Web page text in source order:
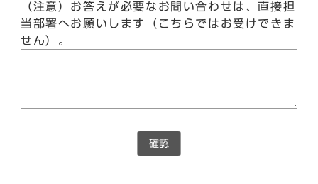
（注意）お答えが必要なお問い合わせは、直接担
当部署へお願いします（こちらではお受けできま
せん）。
確認